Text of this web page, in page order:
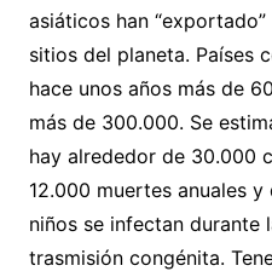
asiáticos han
sitios del planeta. Países
hace unos años más de
más de 300.000. Se
hay alrededor de 30.000
12.000 muertes anuales
niños se infectan durante
trasmisión congénita.